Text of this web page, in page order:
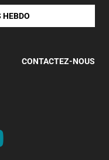
HEBDO
CONTACTEZ-NOUS